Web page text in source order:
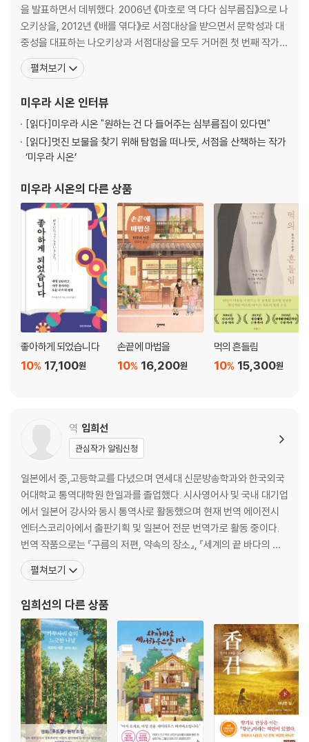
을 발표하면서 데뷔했다. 2006년 《마호로 역 다다 심부름집》으로 나
오키상을, 2012년 《배를 엮다》로 서점대상을 받으면서 문학성과 대
중성을 대표하는 나오키상과 서점대상을 모두 거머쥔 첫 번째 작가가
되었다. 2015년 《그 집에 사는 네 여자》로 오다사쿠노스케상을, 201
8년 《노노하나 통신》으로 시마세 연애문학상과 가와이하야오 이야
수상하고 서점대상 최종 후보에 오르며 변함
펼쳐보기
미우라 시온 인터뷰
[읽다]미우라 시온 "원하는 건 다 들어주는 심부름집이 있다면"
[읽다]멋진 보물을 찾기 위해 탐험을 떠나듯, 서점을 산책하는 작가
‘미우라 시온’
미우라 시온의 다른 상품
좋아하게 되었습니다
17,100원
10%
손끝에 마법을
16,200원
10%
먹의 흔들림
15,300원
10%
역 임희선
관심작가 알림신청
일본에서 중,고등학교를 다녔으며 연세대 신문방송학과와 한국외국
어대학교 통역대학원 한일과를 졸업했다. 시사영어사 및 국내 대기업
에서 일본어 강사와 동시 통역사로 활동했으며 현재 번역 에이전시
엔터스코리아에서 출판기획 및 일본어 전문 번역가로 활동 중이다.
번역 작품으로는 『구름의 저편, 약속의 장소』, 『세계의 끝 바다의 맛』,
『원탁』, 『나는 고양이로소이다』, 『밀실을 향해 쏴라』, 『걸』, 『일본 호
러 걸작선』, 『톰 소여 비행 클럽』, 『공중정원』, 『햄릿의 수수께끼를 풀
요시 1~5권』, 『어른이 된
펼쳐보기
임희선의 다른 상품